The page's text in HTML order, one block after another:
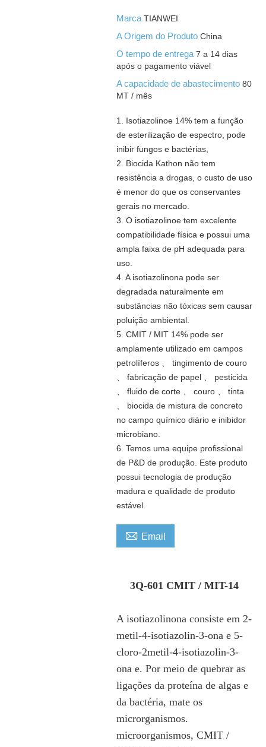
Marca TIANWEI
A Origem do Produto China
O tempo de entrega 7 a 14 dias
após o pagamento viável
A capacidade de abastecimento 80
MT / mês
1. Isotiazolinoe 14% tem a função
de esterilização de espectro, pode
inibir fungos e bactérias,
2. Biocida Kathon não tem
resistência a drogas, o custo de uso
é menor do que os conservantes
gerais no mercado.
3. O isotiazolinoe tem excelente
compatibilidade física e possui uma
ampla faixa de pH adequada para
uso.
4. A isotiazolinona pode ser
degradada naturalmente em
substâncias não tóxicas sem causar
poluição ambiental.
5. CMIT / MIT 14% pode ser
amplamente utilizado em campos
petrolíferos 、 tingimento de couro
、 fabricação de papel 、 pesticida
、 fluido de corte 、 couro 、 tinta
、 biocida de mistura de concreto
no campo químico diário e inibidor
microbiano.
6. Temos uma equipe profissional
de P&D de produção. Este produto
possui tecnologia de produção
madura e qualidade de produto
estável.
 Email
3Q-601 CMIT / MIT-14
A isotiazolinona consiste em 2-
metil-4-isotiazolin-3-ona e 5-
cloro-2metil-4-isotiazolin-3-
ona e. Por meio de quebrar as
ligações da proteína de algas e
da bactéria, mate os
microrganismos.
microorganismos, CMIT /